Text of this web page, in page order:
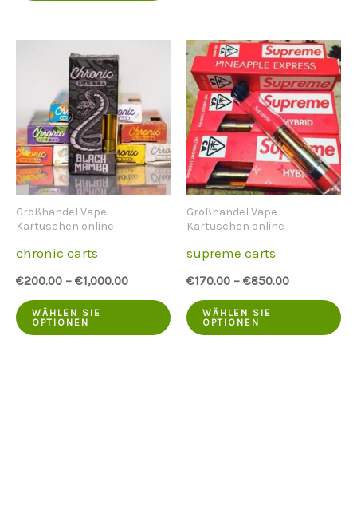
mehrere
Varianten.
Die
Optionen
können
auf
der
ausgewählt
werden
Großhandel Vape-
Kartuschen online
chronic carts
€200.00 – €1,000.00
WÄHLEN SIE
OPTIONEN
Dieses
Produkt
Großhandel Vape-
Kartuschen online
supreme carts
€170.00 – €850.00
WÄHLEN SIE
OPTIONEN